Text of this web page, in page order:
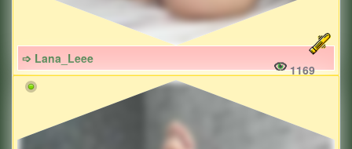
➩ Lana_Leee
1169